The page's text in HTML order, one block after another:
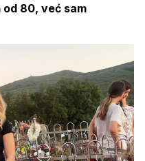
od 80, već sam